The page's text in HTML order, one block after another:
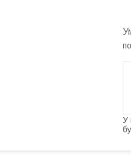
У